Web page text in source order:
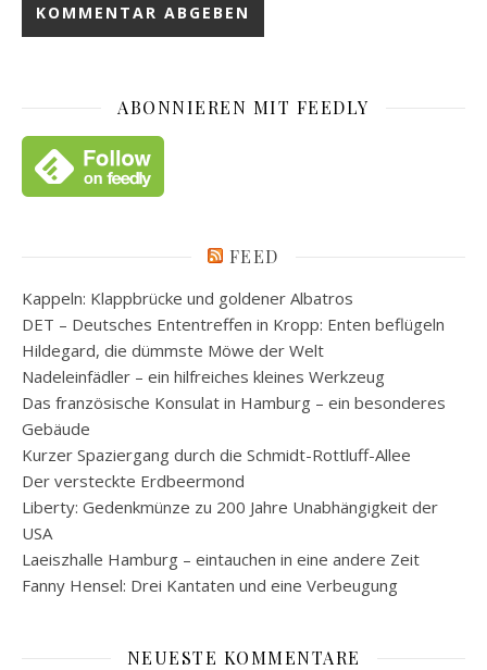
ABONNIEREN MIT FEEDLY
FEED
Kappeln: Klappbrücke und goldener Albatros
DET – Deutsches Ententreffen in Kropp: Enten beflügeln
Hildegard, die dümmste Möwe der Welt
Nadeleinfädler – ein hilfreiches kleines Werkzeug
Das französische Konsulat in Hamburg – ein besonderes
Gebäude
Kurzer Spaziergang durch die Schmidt-Rottluff-Allee
Der versteckte Erdbeermond
Liberty: Gedenkmünze zu 200 Jahre Unabhängigkeit der
USA
Laeiszhalle Hamburg – eintauchen in eine andere Zeit
Fanny Hensel: Drei Kantaten und eine Verbeugung
NEUESTE KOMMENTARE